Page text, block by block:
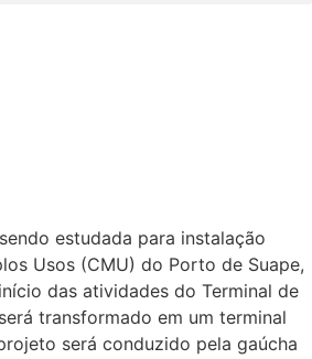
estudada para instalação
Usos (CMU) do Porto de Sua­pe,
das atividades do Terminal de
transformado em um terminal
será conduzido pela gaúcha